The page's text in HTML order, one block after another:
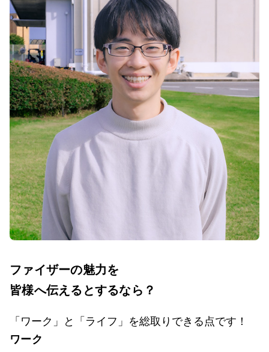
ファイザーの魅力を
皆様へ伝えるとするなら？
「ワーク」と「ライフ」を総取りできる点です！
ワーク